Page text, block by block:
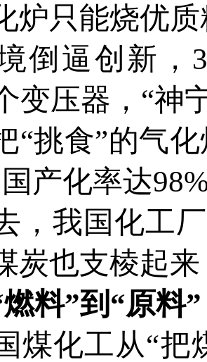
炉只能烧优
逼创新，
变压器，“神
食”的气化
产化率达
我国化工厂
炭也支棱起
料”到“原
化工从“把煤